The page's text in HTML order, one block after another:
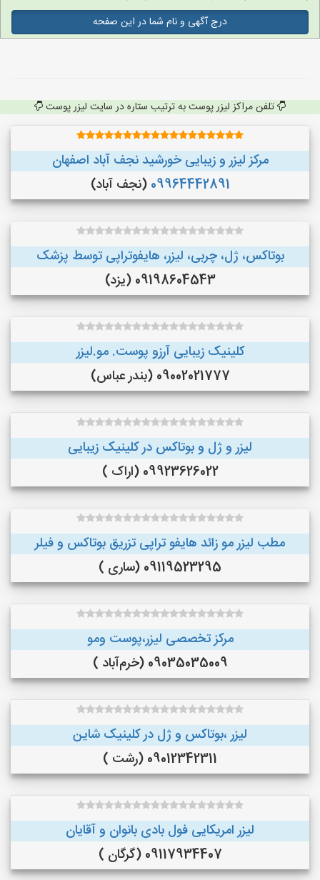
درج آگهی و نام شما در این صفحه
تلفن مراکز لیزر پوست به ترتیب ستاره در سایت لیزر پوست
مرکز لیزر و زیبایی خورشید نجف آباد اصفهان
09964442891 (نجف‌ آباد)
بوتاکس، ژل، چربی، لیزر، هایفوتراپی توسط پزشک
09198604543 (یزد)
کلینیک زیبایی آرزو پوست. مو.لیزر
09002021777 (بندر عباس)
لیزر و ژل و بوتاکس در کلینیک زیبایی
09923626022 (اراک )
مطب لیزر مو زائد هایفو تراپی تزریق بوتاکس و فیلر
09119523295 (ساری )
مرکز تخصصی لیزر،پوست و‌مو
09035035009 (خرم‌آباد )
لیزر ،بوتاکس و ژل در کلینیک شاین
09012342311 (رشت )
لیزر امریکایی فول بادی بانوان و آقایان
09117934407 (گرگان )